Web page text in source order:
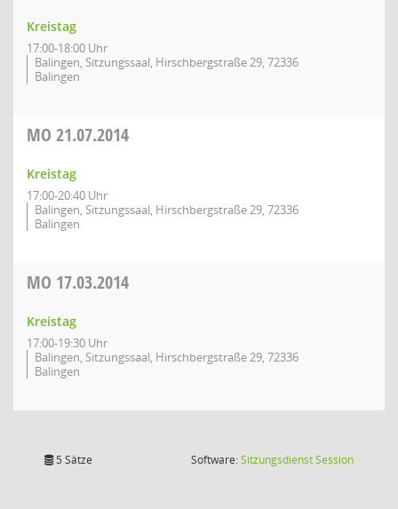
Kreistag
17:00-18:00 Uhr
Balingen, Sitzungssaal, Hirschbergstraße 29, 72336
Balingen
MO 21.07.2014
Kreistag
17:00-20:40 Uhr
Balingen, Sitzungssaal, Hirschbergstraße 29, 72336
Balingen
MO 17.03.2014
Kreistag
17:00-19:30 Uhr
Balingen, Sitzungssaal, Hirschbergstraße 29, 72336
Balingen
5 Sätze Software:SitzungsdienstSession(Wird in